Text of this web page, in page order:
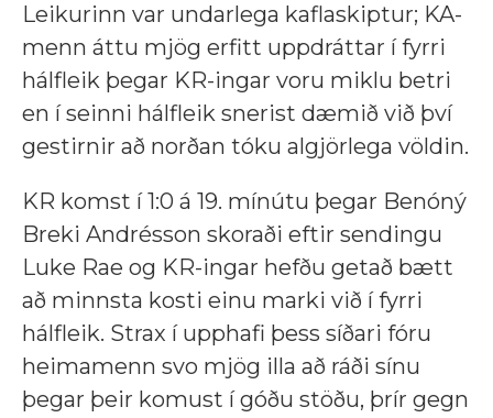
Leikurinn var undarlega kaflaskiptur; KA-
menn áttu mjög erfitt uppdráttar í fyrri
hálfleik þegar KR-ingar voru miklu betri
en í seinni hálfleik snerist dæmið við því
gestirnir að norðan tóku algjörlega völdin.
KR komst í 1:0 á 19. mínútu þegar Benóný
Breki Andrésson skoraði eftir sendingu
Luke Rae og KR-ingar hefðu getað bætt
að minnsta kosti einu marki við í fyrri
hálfleik. Strax í upphafi þess síðari fóru
heimamenn svo mjög illa að ráði sínu
þegar þeir komust í góðu stöðu, þrír gegn